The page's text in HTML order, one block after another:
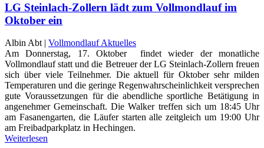
LG Steinlach-Zollern lädt zum Vollmondlauf im
Oktober ein
Albin Abt | Vollmondlauf Aktuelles
Am Donnerstag, 17. Oktober findet wieder der monatliche
Vollmondlauf statt und die Betreuer der LG Steinlach-Zollern freuen
sich über viele Teilnehmer. Die aktuell für Oktober sehr milden
Temperaturen und die geringe Regenwahrscheinlichkeit versprechen
gute Voraussetzungen für die abendliche sportliche Betätigung in
angenehmer Gemeinschaft. Die Walker treffen sich um 18:45 Uhr
am Fasanengarten, die Läufer starten alle zeitgleich um 19:00 Uhr
am Freibadparkplatz in Hechingen.
Weiterlesen